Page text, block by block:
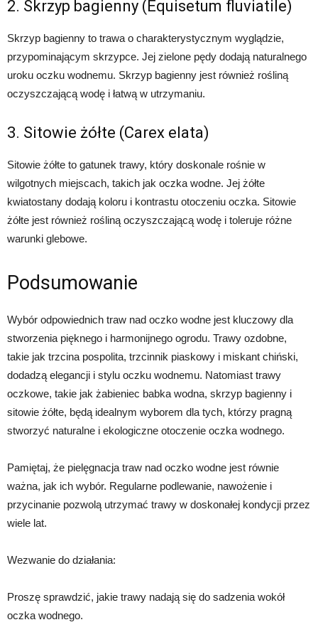
2. Skrzyp bagienny (Equisetum fluviatile)
Skrzyp bagienny to trawa o charakterystycznym wyglądzie,
przypominającym skrzypce. Jej zielone pędy dodają naturalnego
uroku oczku wodnemu. Skrzyp bagienny jest również rośliną
oczyszczającą wodę i łatwą w utrzymaniu.
3. Sitowie żółte (Carex elata)
Sitowie żółte to gatunek trawy, który doskonale rośnie w
wilgotnych miejscach, takich jak oczka wodne. Jej żółte
kwiatostany dodają koloru i kontrastu otoczeniu oczka. Sitowie
żółte jest również rośliną oczyszczającą wodę i toleruje różne
warunki glebowe.
Podsumowanie
Wybór odpowiednich traw nad oczko wodne jest kluczowy dla
stworzenia pięknego i harmonijnego ogrodu. Trawy ozdobne,
takie jak trzcina pospolita, trzcinnik piaskowy i miskant chiński,
dodadzą elegancji i stylu oczku wodnemu. Natomiast trawy
oczkowe, takie jak żabieniec babka wodna, skrzyp bagienny i
sitowie żółte, będą idealnym wyborem dla tych, którzy pragną
stworzyć naturalne i ekologiczne otoczenie oczka wodnego.
Pamiętaj, że pielęgnacja traw nad oczko wodne jest równie
ważna, jak ich wybór. Regularne podlewanie, nawożenie i
przycinanie pozwolą utrzymać trawy w doskonałej kondycji przez
wiele lat.
Wezwanie do działania:
Proszę sprawdzić, jakie trawy nadają się do sadzenia wokół
oczka wodnego.